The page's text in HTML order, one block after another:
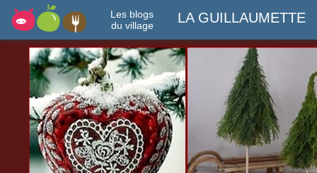
Les blogs
du village
LA GUILLAUMETTE